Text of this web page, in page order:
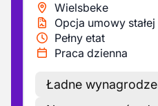
Wielsbeke
Opcja umowy stałej
Pełny etat
Praca dzienna
Ładne